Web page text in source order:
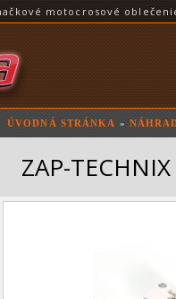
motocrosové
ÚVODNÁ STRÁNKA »
ZAP-